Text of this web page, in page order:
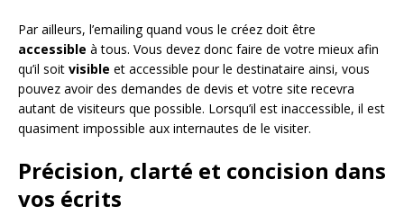
Par ailleurs, l’emailing quand vous le créez doit être
accessible à tous. Vous devez donc faire de votre mieux afin
qu’il soit visible et accessible pour le destinataire ainsi, vous
pouvez avoir des demandes de devis et votre site recevra
autant de visiteurs que possible. Lorsqu’il est inaccessible, il est
quasiment impossible aux internautes de le visiter.
Précision, clarté et concision dans
vos écrits